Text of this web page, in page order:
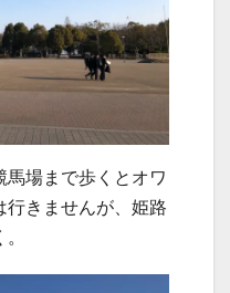
場まで歩くとオワ
行きませんが、姫路